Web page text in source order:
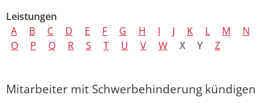
Leistungen
A
B C D E F G H I J K L M
N
O
P Q R S T U V W X Y Z
Mitarbeiter mit Schwerbehinderung kündigen